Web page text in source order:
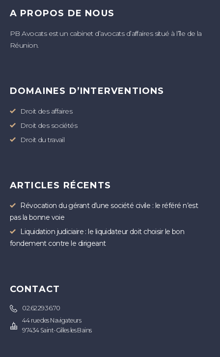
A PROPOS DE NOUS
PB Avocats est un cabinet d’avocats d’affaires situé à l’île de la
Réunion.
DOMAINES D’INTERVENTIONS
Droit des affaires
Droit des sociétés
Droit du travail
ARTICLES RÉCENTS
Révocation du gérant d’une société civile : le référé n’est
pas la bonne voie
Liquidation judiciaire : le liquidateur doit choisir le bon
fondement contre le dirigeant
CONTACT
02.62.29.36.70
44 rue des Navigateurs
97434 Saint-Gilles les Bains